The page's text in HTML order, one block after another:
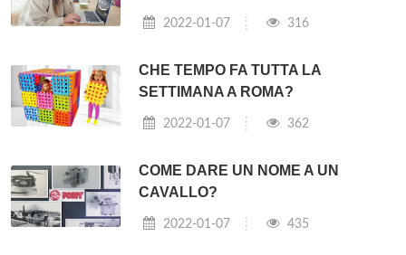
2022-01-07 316
CHE TEMPO FA TUTTA LA
SETTIMANA A ROMA?
2022-01-07 362
COME DARE UN NOME A UN
CAVALLO?
2022-01-07 435